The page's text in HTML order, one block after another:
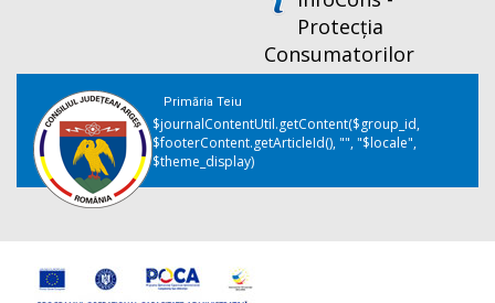
Protecția
Consumatorilor
Primăria Teiu
$journalContentUtil.getContent($group_id,
$footerContent.getArticleId(), "", "$locale",
$theme_display)